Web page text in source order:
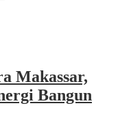
Makassar,
Bangun